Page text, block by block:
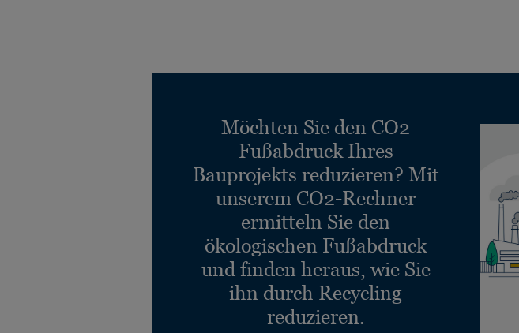
Möchten Sie den CO2
Fußabdruck Ihres
Bauprojekts reduzieren? Mit
unserem CO2-Rechner
ermitteln Sie den
ökologischen Fußabdruck
und finden heraus, wie Sie
ihn durch Recycling
reduzieren.